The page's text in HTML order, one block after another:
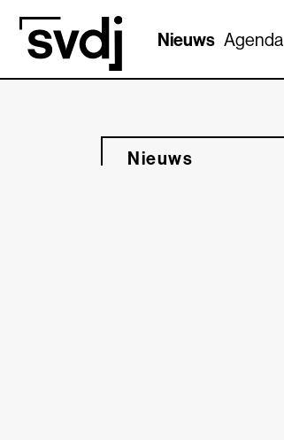
Naar hoofdinhoud
Nieuws Agenda
Nieuws